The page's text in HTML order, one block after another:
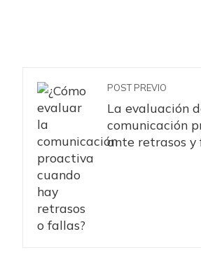
POST PREVIO
La evaluación
comunicación
ante retrasos y